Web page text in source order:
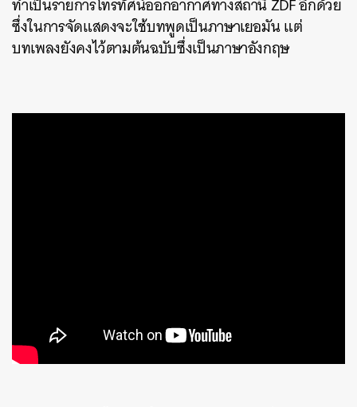
ทำเป็นรายการโทรทัศน์ออกอากาศทางสถานี ZDF อีกด้วย
ซึ่งในการจัดแสดงจะใช้บทพูดเป็นภาษาเยอมัน แต่
บทเพลงยังคงไว้ตามต้นฉบับซึ่งเป็นภาษาอังกฤษ
SHARE TWEET LINE EMAIL